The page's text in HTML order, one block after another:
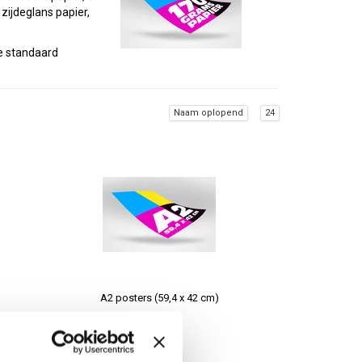
papier,
standaard
oplage
Poster
Naam oplopend 24
A2 posters (59,4 x 42 cm)
€5,50